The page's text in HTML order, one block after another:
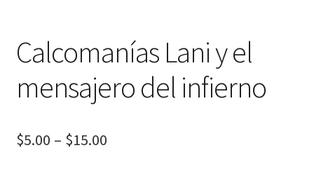
Calcomanías Lani y el
mensajero del infierno
$5.00 – $15.00